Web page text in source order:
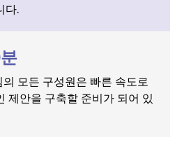
다.
모든 구성원은 빠른 속도로
제안을 구축할 준비가 되어 있